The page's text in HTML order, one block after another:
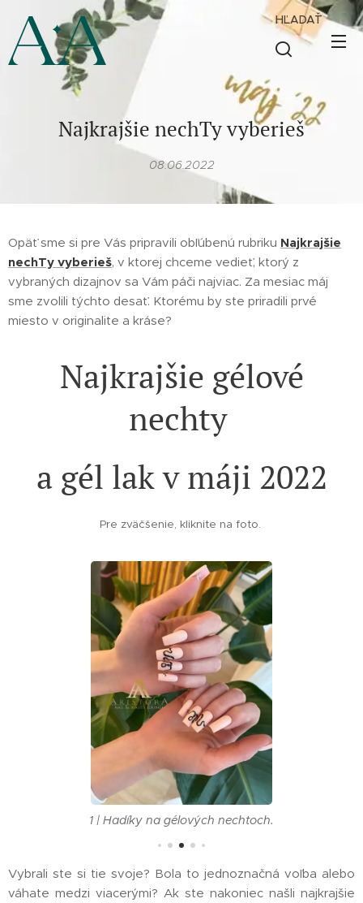
HĽADAŤ
Najkrajšie nechTy vyberieš
08.06.2022
Opäť sme si pre Vás pripravili obľúbenú rubriku Najkrajšie
nechTy vyberieš, v ktorej chceme vedieť, ktorý z
vybraných dizajnov sa Vám páči najviac. Za mesiac máj
sme zvolili týchto desať. Ktorému by ste priradili prvé
miesto v originalite a kráse?
Najkrajšie gélové
nechty
a gél lakv máji 2022
Pre zväčšenie, kliknite na foto.
1 | Hadíky na gélových nechtoch.
Vybrali ste si tie svoje? Bola to jednoznačná voľba alebo
váhate medzi viacerými? Ak ste nakoniec našli najkrajšie